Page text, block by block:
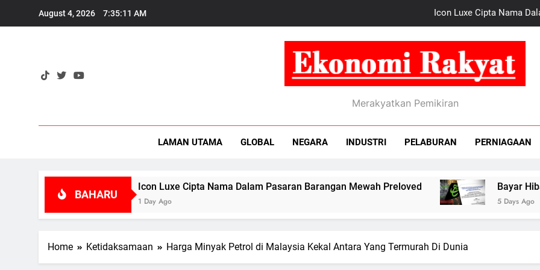
August 4, 2026 7:35:12 AM Bayar Hibah Melampaui Kemampuan, Antara
Mampukah JS-
Ekonomi Rakyat
Merakyatkan Pemikiran
LAMAN UTAMA GLOBAL NEGARA INDUSTRI PELABURAN PERNIAGAAN
BAHARU
Icon Luxe Cipta Nama Dalam Pasaran Barangan Mewah Preloved
1 Day Ago
Bayar Hibah
5 Days Ago
Home Ketidaksamaan Harga Minyak Petrol di Malaysia Kekal Antara Yang Termurah Di Dunia